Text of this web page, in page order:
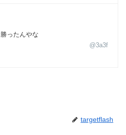
ったんやな
@3a3f
targetflash